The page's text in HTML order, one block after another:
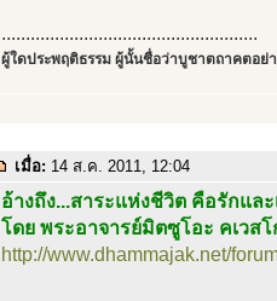
.....................................................
ผู้ใดประพฤติธรรม ผู้นั้นชื่อว่าบูชาตถาคตอย่า
เมื่อ: 14 ส.ค. 2011, 12:04
อ้างถึง...สาระแห่งชีวิต คือรักแล
โดย พระอาจารย์มิตซูโอะ คเวสโ
http://www.dhammajak.net/